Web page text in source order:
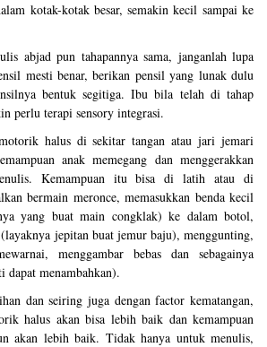
kotak-kotak besar, semakin kecil sampai ke
abjad pun tahapannya sama, janganlah lupa
mesti benar, berikan pensil yang lunak dulu
bentuk segitiga. Ibu bila telah di tahap
perlu terapi sensory integrasi.
halus di sekitar tangan atau jari jemari
anak memegang dan menggerakkan
Kemampuan itu bisa di latih atau di
bermain meronce, memasukkan benda kecil
yang buat main congklak) ke dalam botol,
jepitan buat jemur baju), menggunting,
menggambar bebas dan sebagainya
dapat menambahkan).
dan seiring juga dengan factor kematangan,
halus akan bisa lebih baik dan kemampuan
akan lebih baik. Tidak hanya untuk menulis,